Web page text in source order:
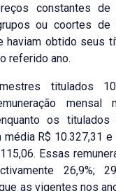
constantes de
ou coortes
haviam obtido seus
referido ano.
titulados
os
média R$ 10.327,31
Essas
26,9%;
as vigentes nos